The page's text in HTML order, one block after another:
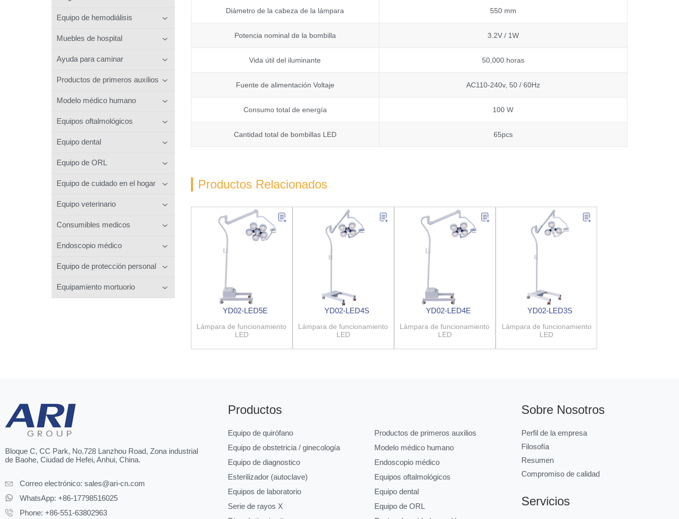
Equipo de hemodiálisis
Muebles de hospital
Ayuda para caminar
Productos de primeros auxilios
Modelo médico humano
Equipos oftalmológicos
Equipo dental
Equipo de ORL
Equipo de cuidado en el hogar
Equipo veterinario
Consumibles medicos
Endoscopio médico
Equipo de protección personal
Equipamiento mortuorio
Diámetro de la cabeza de la lámpara 550 mm
Potencia nominal de la bombilla 3.2V / 1W
Vida útil del iluminante 50,000 horas
Fuente de alimentación Voltaje AC110-240v, 50 / 60Hz
Consumo total de energía 100 W
Cantidad total de bombillas LED 65pcs
Productos Relacionados
YD02-LED5E
Lámpara de funcionamiento
LED
YD02-LED4S
Lámpara de funcionamiento
LED
YD02-LED4E
Lámpara de funcionamiento
LED
YD02-LED3S
Lámpara de funcionamiento
LED
Bloque C, CC Park, No.728 Lanzhou Road, Zona industrial
de Baohe, Ciudad de Hefei, Anhui, China.
Correo electrónico: sales@ari-cn.com
WhatsApp: +86-17798516025
Phone: +86-551-63802963
Productos
Equipo de quirófano
Equipo de obstetricia / ginecología
Equipo de diagnostico
Esterilizador (autoclave)
Equipos de laboratorio
Serie de rayos X
Productos de primeros auxilios
Modelo médico humano
Endoscopio médico
Equipos oftalmológicos
Equipo dental
Equipo de ORL
Sobre Nosotros
Perfil de la empresa
Filosofía
Resumen
Compromiso de calidad
Servicios